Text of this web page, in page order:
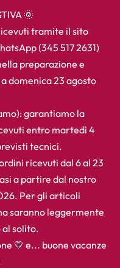
🌞
tramite il sito
(345 517 2631)
preparazione e
domenica 23 agosto
garantiamo la
entro martedì 4
tecnici.
ricevuti dal 6 al 23
a partire dal nostro
Per gli articoli
saranno leggermente
al solito.
💛 e... buone vacanze